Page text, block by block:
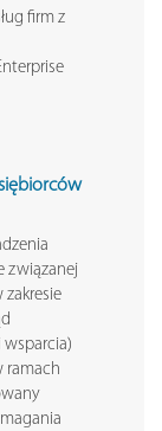
firm z
związanej
ramach